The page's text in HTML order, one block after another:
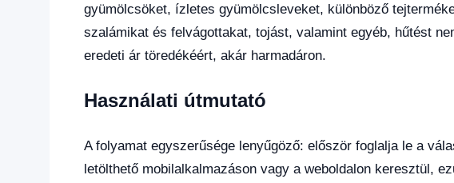
gyümölcsöket, ízletes gyümölcsleveket, különböző
szalámikat és felvágottakat, tojást, valamint egyéb, hűtést
eredeti ár töredékéért, akár harmadáron.
Használati útmutató
A folyamat egyszerűsége lenyűgöző: először foglalja le a
letölthető mobilalkalmazáson vagy a weboldalon keresztül,